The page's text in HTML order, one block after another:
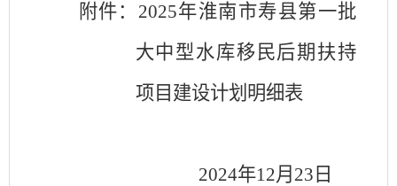
附件： 2025年淮南市寿县第一批
大中型水库移民后期扶持
项目建设计划明细表
2024年12月 23 日